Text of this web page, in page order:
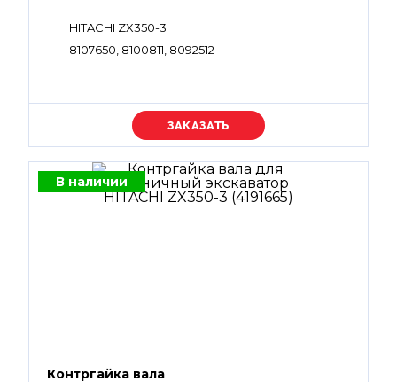
HITACHI ZX350-3
8107650, 8100811, 8092512
Уточняйте цену
В наличии
Контргайка вала